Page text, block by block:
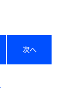
次へ